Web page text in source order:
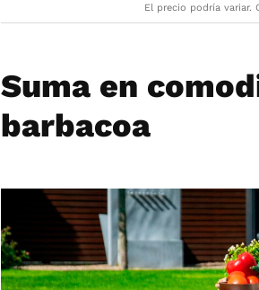
El precio podría variar.
Suma en
barbacoa